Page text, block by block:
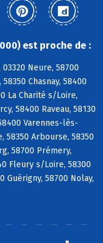
est proche de :
Neure, 58700
Chasnay, 58400
La Charité s/Loire,
58400 Raveau, 58130
Varennes-lès-
58350 Arbourse, 58350
58700 Prémery,
Fleury s/Loire, 58300
Guérigny, 58700 Nolay,